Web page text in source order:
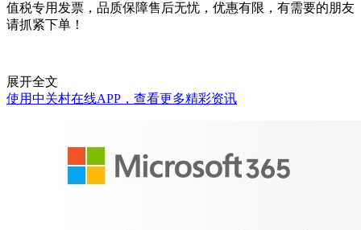
值税专用发票，品质保障售后无忧，优惠有限，有需要的朋友
请抓紧下单！
展开全文
使用中关村在线APP，查看更多精彩资讯